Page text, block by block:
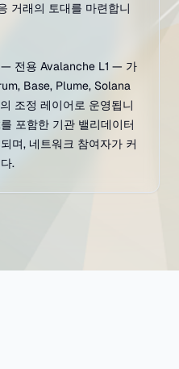
거래의 토대를 마련합니
전용 Avalanche L1 — 가
Base, Plume, Solana
조정 레이어로 운영됩니
포함한 기관 밸리데이터
며, 네트워크 참여자가 커
.